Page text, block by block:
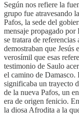
Según nos refiere la
grupo fue atravesando
Pafos, la sede del
mensaje propagado por
se tratara de
demostraban que Jesús
verosímil que esas
testimonio de Saulo
el camino de Damasco.
significaba un trayecto
de la nueva Pafos, un
era de origen fenicio.
la diosa Afrodita a la